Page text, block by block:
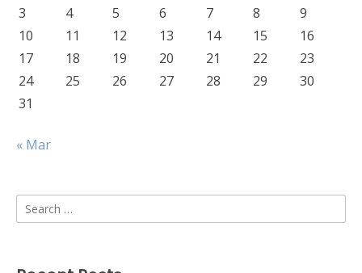
3
4 5 6 7 8
9
10
11 12 13 14 15
16
17
18 19 20 21 22
23
24
25 26 27 28 29
30
31
« Mar
Search
for: